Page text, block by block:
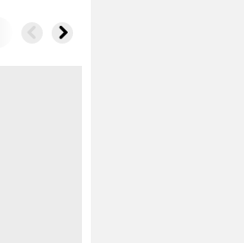
Secrets de tournage